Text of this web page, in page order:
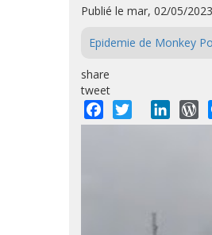
Publié le mar, 02/05/
Epidemie de Monkey
share
tweet
Facebook
Twitter